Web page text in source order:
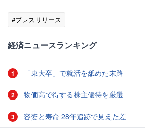
#プレスリリース
経済ニュースランキング
1 「東大卒」で就活を舐めた末路
2 物価高で得する株主優待を厳選
3 容姿と寿命 28年追跡で見えた差